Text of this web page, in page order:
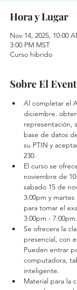
Hora y Lugar
Nov 14, 2025, 10:00
3:00 PM MST
Curso hibrido
Sobre El
Al completar el
diciembre.
representación,
base de datos
su PTIN y
230.
El curso se
noviembre de
sabado 15 de
3:00pm y
para tomar el
3:00pm - 7:00pm.
Se ofrecera la
presencial, con
Pueden entrar
computadora,
inteligente.
Material para la